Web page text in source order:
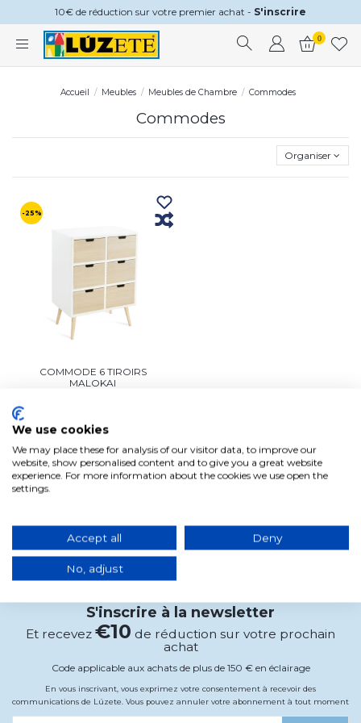
10€ de réduction sur votre premier achat - S'inscrire
0
Accueil Meubles Meubles de Chambre Commodes
Commodes
Organiser
-25%
COMMODE 6 TIROIRS
MALOKAI
jours ouvrables
Ajouter au panier
S'inscrire à la newsletter
Et recevez €10 de réduction sur votre prochain
achat
Code applicable aux achats de plus de 150 € en éclairage
En vous inscrivant, vous exprimez votre consentement à recevoir des
communications de Lúzete. Vous pouvez annuler votre abonnement à tout moment
We use cookies
We may place these for analysis of our visitor data, to improve our
website, show personalised content and to give you a great website
experience. For more information about the cookies we use open the
settings.
Accept all Deny
No, adjust